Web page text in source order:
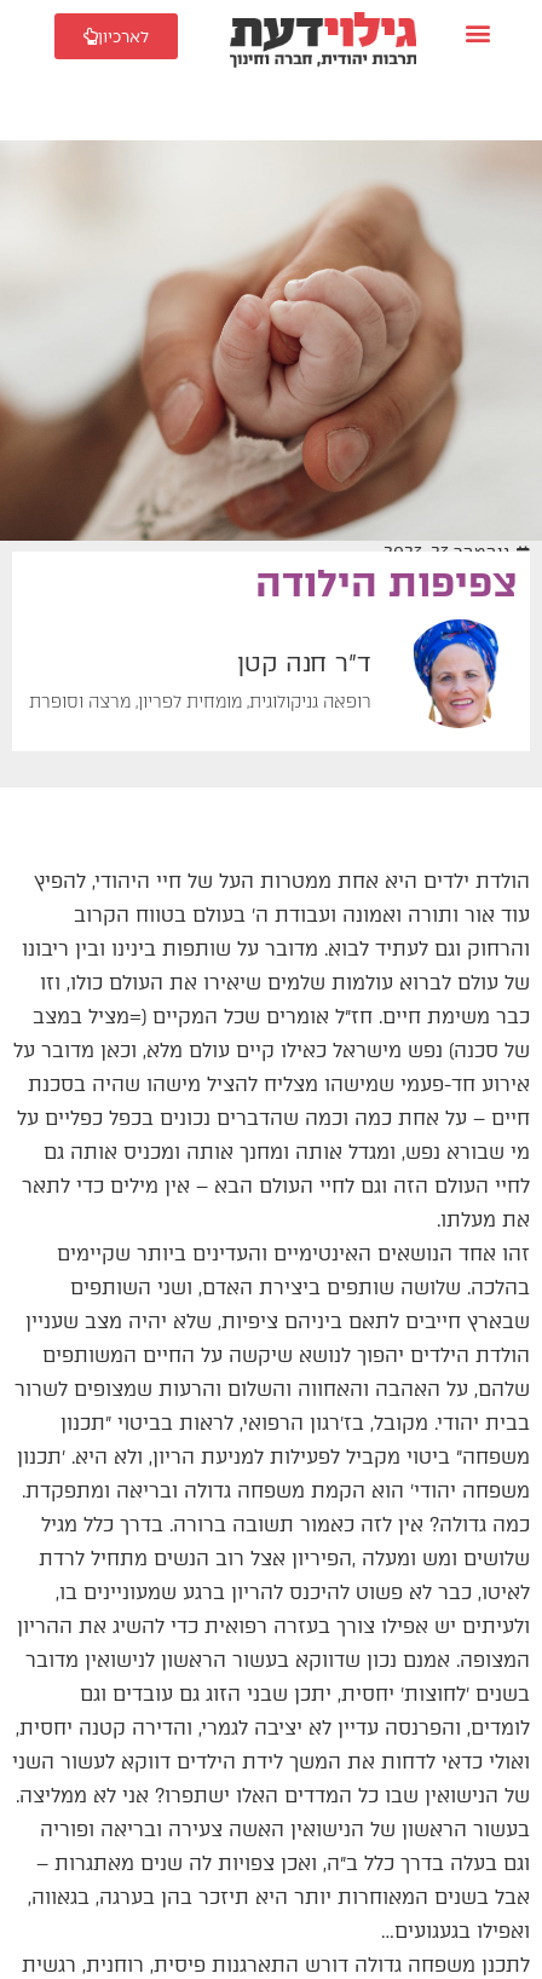
לארכיון
נובמבר 23, 2023
צפיפות הילודה
ד"ר חנה קטן
רופאה גניקולוגית, מומחית לפריון, מרצה וסופרת
הולדת ילדים היא אחת ממטרות העל של חיי היהודי, להפיץ
עוד אור ותורה ואמונה ועבודת ה׳ בעולם בטווח הקרוב
והרחוק וגם לעתיד לבוא. מדובר על שותפות בינינו ובין ריבונו
של עולם לברוא עולמות שלמים שיאירו את העולם כולו, וזו
כבר משימת חיים. חז״ל אומרים שכל המקיים (=מציל במצב
של סכנה) נפש מישראל כאילו קיים עולם מלא, וכאן מדובר על
אירוע חד-פעמי שמישהו מצליח להציל מישהו שהיה בסכנת
חיים – על אחת כמה וכמה שהדברים נכונים בכפל כפליים על
מי שבורא נפש, ומגדל אותה ומחנך אותה ומכניס אותה גם
לחיי העולם הזה וגם לחיי העולם הבא – אין מילים כדי לתאר
את מעלתו.
זהו אחד הנושאים האינטימיים והעדינים ביותר שקיימים
בהלכה. שלושה שותפים ביצירת האדם, ושני השותפים
שבארץ חייבים לתאם ביניהם ציפיות, שלא יהיה מצב שעניין
הולדת הילדים יהפוך לנושא שיקשה על החיים המשותפים
שלהם, על האהבה והאחווה והשלום והרעות שמצופים לשרור
בבית יהודי. מקובל, בז׳רגון הרפואי, לראות בביטוי ״תכנון
משפחה״ ביטוי מקביל לפעילות למניעת הריון, ולא היא. ׳תכנון
משפחה יהודי׳ הוא הקמת משפחה גדולה ובריאה ומתפקדת.
כמה גדולה? אין לזה כאמור תשובה ברורה. בדרך כלל מגיל
שלושים ומש ומעלה ,הפיריון אצל רוב הנשים מתחיל לרדת
לאיטו, כבר לא פשוט להיכנס להריון ברגע שמעוניינים בו,
ולעיתים יש אפילו צורך בעזרה רפואית כדי להשיג את ההריון
המצופה. אמנם נכון שדווקא בעשור הראשון לנישואין מדובר
בשנים ׳לחוצות׳ יחסית, יתכן שבני הזוג גם עובדים וגם
לומדים, והפרנסה עדיין לא יציבה לגמרי, והדירה קטנה יחסית,
ואולי כדאי לדחות את המשך לידת הילדים דווקא לעשור השני
של הנישואין שבו כל המדדים האלו ישתפרו? אני לא ממליצה.
בעשור הראשון של הנישואין האשה צעירה ובריאה ופוריה
וגם בעלה בדרך כלל ב״ה, ואכן צפויות לה שנים מאתגרות –
אבל בשנים המאוחרות יותר היא תיזכר בהן בערגה, בגאווה,
ואפילו בגעגועים…
לתכנן משפחה גדולה דורש התארגנות פיסית, רוחנית, רגשית